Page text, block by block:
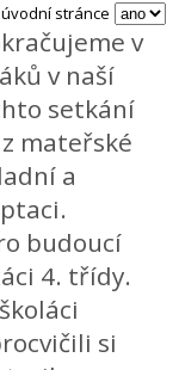
stránce
v
v naší
setkání
mateřské
a
budoucí
4. třídy.
si